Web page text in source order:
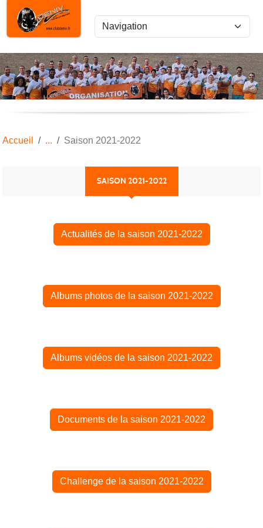
Accueil Saison 2021-2022
SAISON 2021-2022
Actualités de la saison 2021-2022
Albums photos de la saison 2021-2022
Albums vidéos de la saison 2021-2022
Documents de la saison 2021-2022
Challenge de la saison 2021-2022
Panneau de gestion des cookies